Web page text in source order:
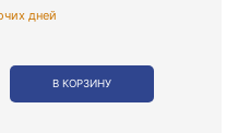
дней
В КОРЗИНУ